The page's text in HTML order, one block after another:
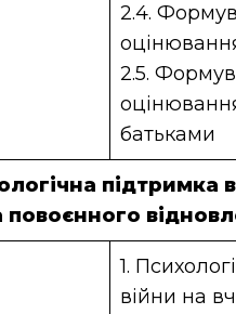
2.4.
2.5.
батьками
підтримка
повоєнного
1.
війни на